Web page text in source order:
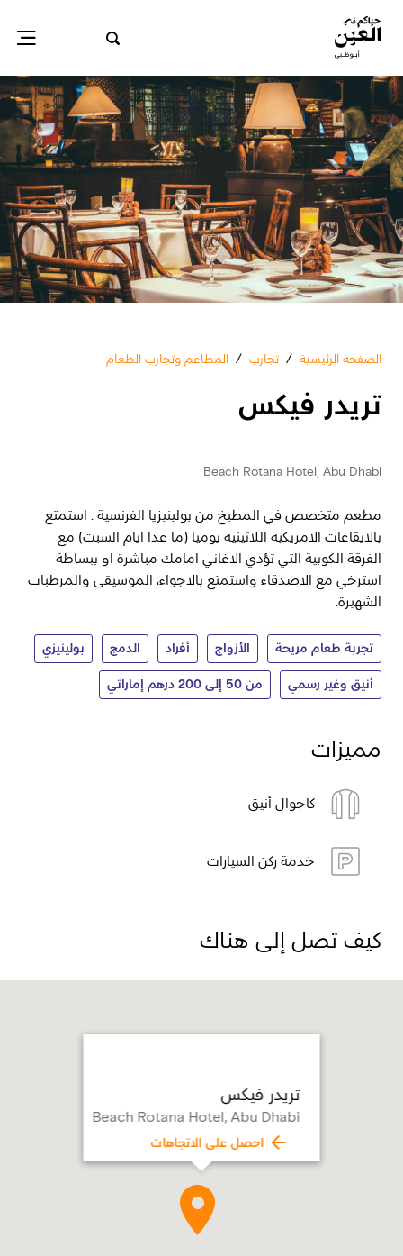
الصفحة الرئيسية / تجارب / المطاعم وتجارب الطعام
تريدر فيكس
Beach Rotana Hotel, Abu Dhabi
مطعم متخصص في المطبخ من بولينيزيا الفرنسية . استمتع
بالايقاعات الامريكية اللاتينية يوميا (ما عدا ايام السبت) مع
الفرقة الكوبية التي تؤدي الاغاني امامك مباشرة او ببساطة
استرخي مع الاصدقاء واستمتع بالاجواء، الموسيقى والمرطبات
الشهيرة.
تجربة طعام مريحة الأزواج أفراد الدمج بولينيزي
أنيق وغير رسمي من 50 إلى 200 درهم إماراتي
مميزات
كاجوال أنيق
خدمة ركن السيارات
كيف تصل إلى هناك
تريدر فيكس
Beach Rotana Hotel, Abu Dhabi
احصل على الاتجاهات